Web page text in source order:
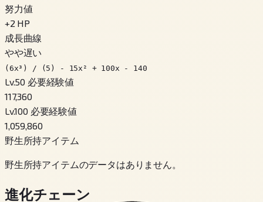
努力値
+2 HP
成長曲線
やや遅い
(6x³) / (5) - 15x² + 100x - 140
Lv.50 必要経験値
117,360
Lv.100 必要経験値
1,059,860
野生所持アイテム
野生所持アイテムのデータはありません。
進化チェーン